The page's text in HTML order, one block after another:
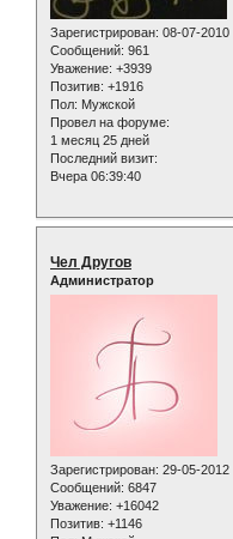
Зарегистрирован: 08-07-2010
Сообщений: 961
Уважение: +3939
Позитив: +1916
Пол: Мужской
Провел на форуме:
1 месяц 25 дней
Последний визит:
Вчера 06:39:40
Чел Другов
Администратор
Зарегистрирован: 29-05-2012
Сообщений: 6847
Уважение: +16042
Позитив: +1146